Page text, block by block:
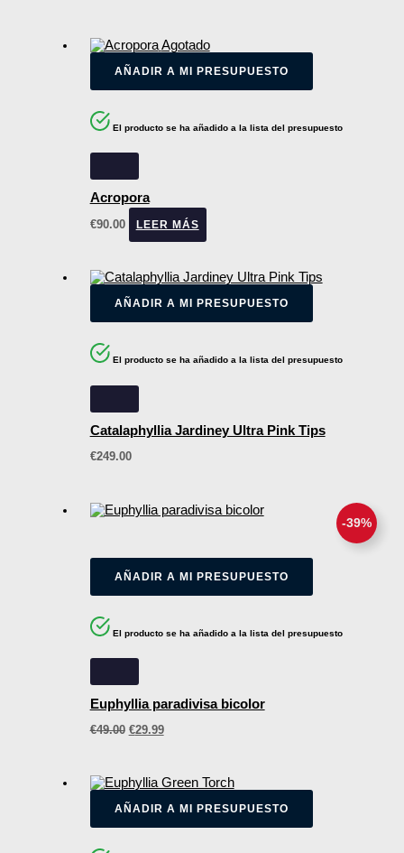
Agotado
AÑADIR A MI PRESUPUESTO
El producto se ha añadido a la lista del presupuesto
Acropora
€90.00 LEER MÁS
AÑADIR A MI PRESUPUESTO
El producto se ha añadido a la lista del presupuesto
Catalaphyllia Jardiney Ultra Pink Tips
€249.00
-39%
AÑADIR A MI PRESUPUESTO
El producto se ha añadido a la lista del presupuesto
Euphyllia paradivisa bicolor
€49.00 €29.99
AÑADIR A MI PRESUPUESTO